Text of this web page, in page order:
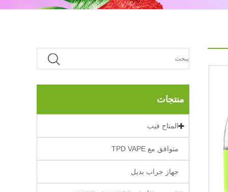
منتجات
المتاح فيب
متوافق مع TPD VAPE
جهاز جراب بديل